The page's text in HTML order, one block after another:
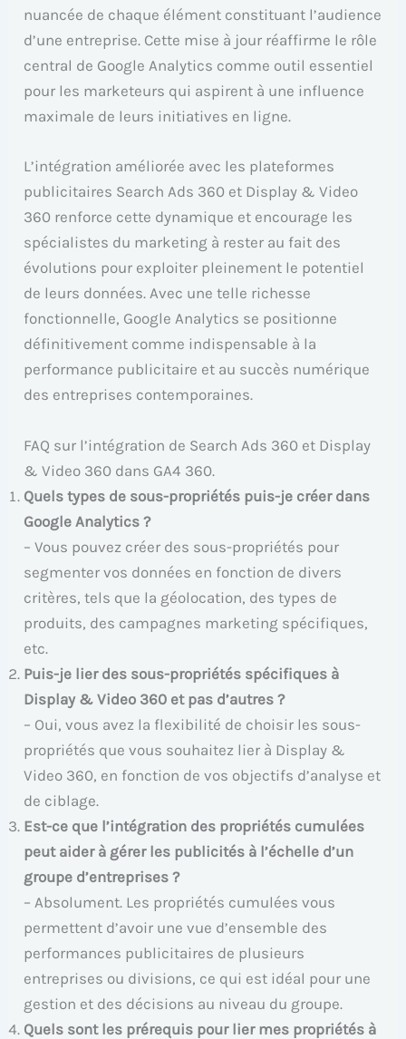
nuancée de chaque élément constituant l’audience
d’une entreprise. Cette mise à jour réaffirme le rôle
central de Google Analytics comme outil essentiel
pour les marketeurs qui aspirent à une influence
maximale de leurs initiatives en ligne.
L’intégration améliorée avec les plateformes
publicitaires Search Ads 360 et Display & Video
360 renforce cette dynamique et encourage les
spécialistes du marketing à rester au fait des
évolutions pour exploiter pleinement le potentiel
de leurs données. Avec une telle richesse
fonctionnelle, Google Analytics se positionne
définitivement comme indispensable à la
performance publicitaire et au succès numérique
des entreprises contemporaines.
FAQ sur l’intégration de Search Ads 360 et Display
& Video 360 dans GA4 360.
Quels types de sous-propriétés puis-je créer dans
Google Analytics ?
– Vous pouvez créer des sous-propriétés pour
segmenter vos données en fonction de divers
critères, tels que la géolocation, des types de
produits, des campagnes marketing spécifiques,
etc.
Puis-je lier des sous-propriétés spécifiques à
Display & Video 360 et pas d’autres ?
– Oui, vous avez la flexibilité de choisir les sous-
propriétés que vous souhaitez lier à Display &
Video 360, en fonction de vos objectifs d’analyse et
de ciblage.
Est-ce que l’intégration des propriétés cumulées
peut aider à gérer les publicités à l’échelle d’un
groupe d’entreprises ?
– Absolument. Les propriétés cumulées vous
permettent d’avoir une vue d’ensemble des
performances publicitaires de plusieurs
entreprises ou divisions, ce qui est idéal pour une
gestion et des décisions au niveau du groupe.
Quels sont les prérequis pour lier mes propriétés à